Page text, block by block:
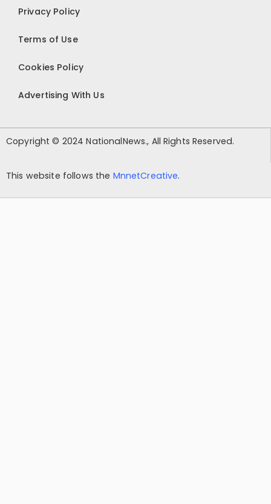
Privacy Policy
Terms of Use
Cookies Policy
Advertising With Us
Copyright © 2024 NationalNews., All Rights Reserved.
This website follows the MnnetCreative.